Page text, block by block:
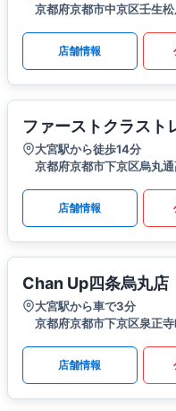
京都府京都市中京区壬生
店舗情報
ファーストクラスト
大宮駅から徒歩14分
京都府京都市下京区烏丸
店舗情報
Chan Up四条烏丸店
大宮駅から車で3分
京都府京都市下京区泉正
店舗情報